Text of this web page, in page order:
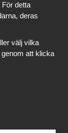
AB
För detta
deras
välj vilka
att klicka